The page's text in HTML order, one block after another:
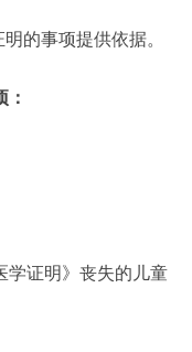
的事项提供依据。
学证明》丧失的儿童